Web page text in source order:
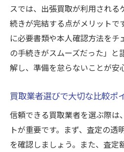
スでは、出張買取が利用される
続きが完結する点がメリットで
に必要書類や本人確認方法をチ
の手続きがスムーズだった」と
解し、準備を怠らないことが安
買取業者選びで大切な比較ポ
信頼できる買取業者を選ぶ際は
トが重要です。まず、査定の透
を確認しましょう。また、査定